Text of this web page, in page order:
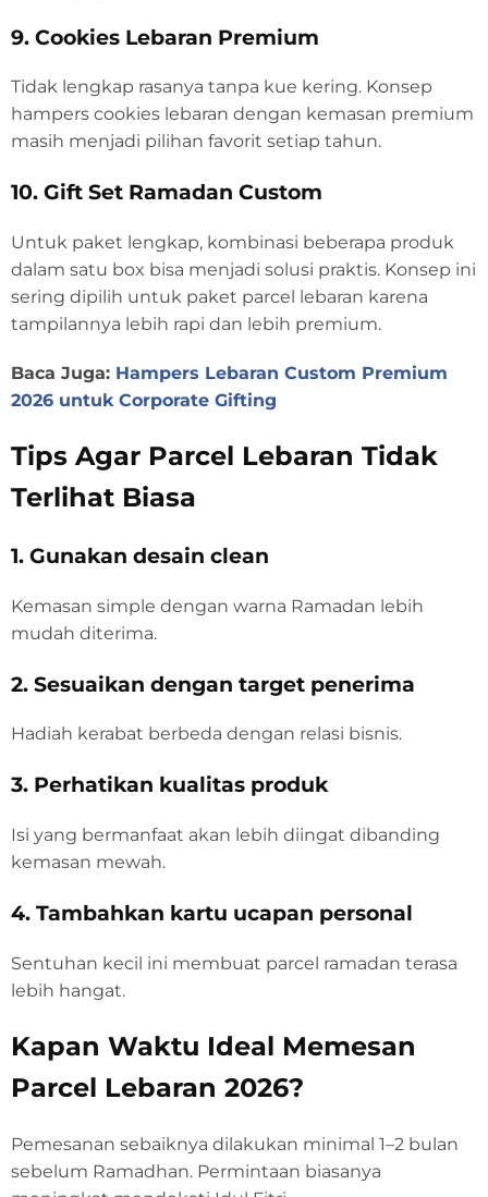
9. Cookies Lebaran Premium
Tidak lengkap rasanya tanpa kue kering. Konsep
hampers cookies lebaran dengan kemasan premium
masih menjadi pilihan favorit setiap tahun.
10. Gift Set Ramadan Custom
Untuk paket lengkap, kombinasi beberapa produk
dalam satu box bisa menjadi solusi praktis. Konsep ini
sering dipilih untuk paket parcel lebaran karena
tampilannya lebih rapi dan lebih premium.
Baca Juga: Hampers Lebaran Custom Premium
2026 untuk Corporate Gifting
Tips Agar Parcel Lebaran Tidak
Terlihat Biasa
1. Gunakan desain clean
Kemasan simple dengan warna Ramadan lebih
mudah diterima.
2. Sesuaikan dengan target penerima
Hadiah kerabat berbeda dengan relasi bisnis.
3. Perhatikan kualitas produk
Isi yang bermanfaat akan lebih diingat dibanding
kemasan mewah.
4. Tambahkan kartu ucapan personal
Sentuhan kecil ini membuat parcel ramadan terasa
lebih hangat.
Kapan Waktu Ideal Memesan
Parcel Lebaran 2026?
Pemesanan sebaiknya dilakukan minimal 1–2 bulan
sebelum Ramadhan. Permintaan biasanya